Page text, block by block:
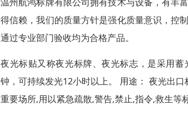
得信赖，我们的质量方针是强化质量意识，控
通过专业部门验收均为合格产品。
夜光标贴又称夜光标牌、夜光标志，是采用
钟，可持续发光12小时以上。 用途： 夜光出
重要场所,用以紧急疏散,警告,禁止,指令,救生等标